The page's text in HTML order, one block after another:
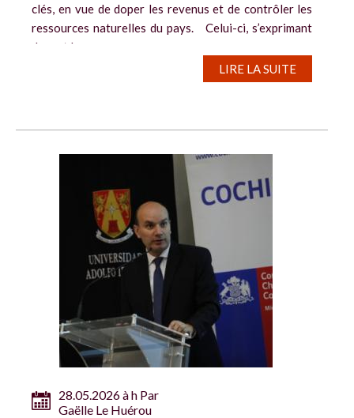
clés, en vue de doper les revenus et de contrôler les
ressources naturelles du pays. Celui-ci, s’exprimant
devant le...
LIRE LA SUITE
28.05.2026 à h Par
Gaëlle Le Huérou